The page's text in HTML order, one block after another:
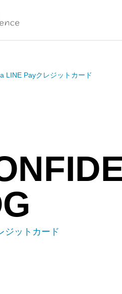
識 インベスタ
手数料ってい
マーケ
LINE Payクレジットカード
ジットカード